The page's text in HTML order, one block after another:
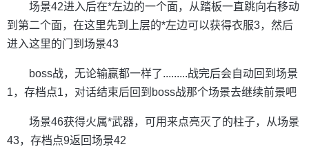
场景42进入后在*左边的一个面，从踏板一直跳向右移动
到第二个面，在这里先到上层的*左边可以获得衣服3，然后
进入这里的门到场景43
boss战，无论输赢都一样了.........战完后会自动回到场景
1，存档点1，对话结束后回到boss战那个场景去继续前景吧
场景46获得火属*武器，可用来点亮灭了的柱子，从场景
43，存档点9返回场景42